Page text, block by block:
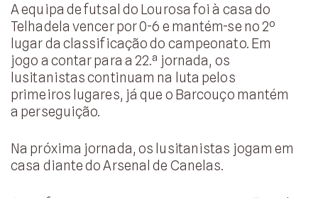
A equipa de futsal do Lourosa foi à casa do
Telhadela vencer por 0-6 e mantém-se no 2º
lugar da classificação do campeonato. Em
jogo a contar para a 22.ª jornada, os
lusitanistas continuam na luta pelos
primeiros lugares, já que o Barcouço mantém
a perseguição.
Na próxima jornada, os lusitanistas jogam em
casa diante do Arsenal de Canelas.